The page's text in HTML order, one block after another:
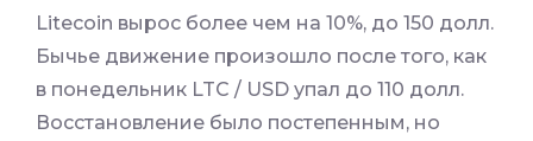
Litecoin вырос более чем на 10%, до 150 долл.
Бычье движение произошло после того, как
в понедельник LTC / USD упал до 110 долл.
Восстановление было постепенным, но